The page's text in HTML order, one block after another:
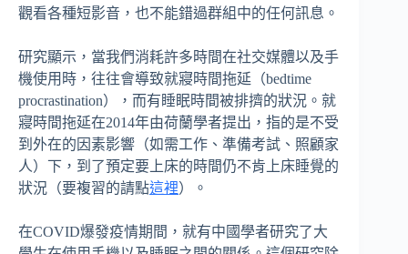
觀看各種短影音，也不能錯過群組中的任何訊息。
研究顯示，當我們消耗許多時間在社交媒體以及手
機使用時，往往會導致就寢時間拖延（bedtime
procrastination），而有睡眠時間被排擠的狀況。就
寢時間拖延在2014年由荷蘭學者提出，指的是不受
到外在的因素影響（如需工作、準備考試、照顧家
人）下，到了預定要上床的時間仍不肯上床睡覺的
狀況（要複習的請點這裡）。
在COVID爆發疫情期間，就有中國學者研究了大